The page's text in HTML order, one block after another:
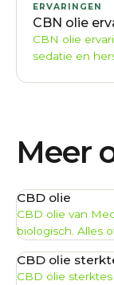
ERVARINGEN
CBN olie
CBN olie
sedatie en
Meer
CBD olie
CBD olie van
biologisch. Alles
CBD olie
CBD olie